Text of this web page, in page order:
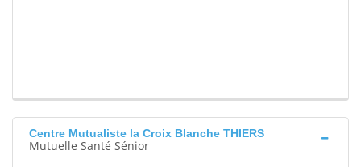
Centre Mutualiste la Croix Blanche THIERS
Mutuelle Santé Sénior